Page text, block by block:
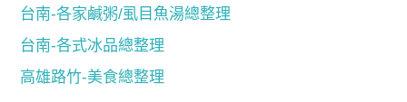
台南-各家鹹粥/虱目魚湯總整理
台南-各式冰品總整理
高雄路竹-美食總整理